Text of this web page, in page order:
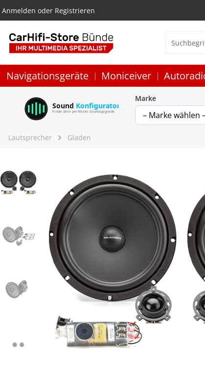
Anmelden oder Registrieren
Navigationsgeräte Moniceiver
Sound Konfigurator
Finde dein perfektes Soundupgrade
Marke
Lautsprecher Gladen